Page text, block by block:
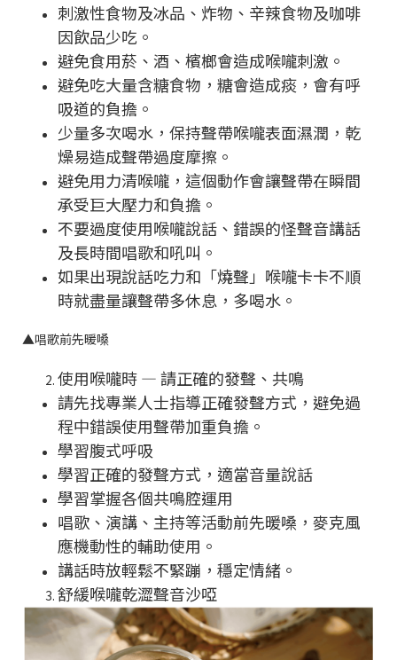
刺激性食物及冰品、炸物、辛辣食物及咖啡
因飲品少吃。
避免食用菸、酒、檳榔會造成喉嚨刺激。
避免吃大量含糖食物，糖會造成痰，會有呼
吸道的負擔。
少量多次喝水，保持聲帶喉嚨表面濕潤，乾
燥易造成聲帶過度摩擦。
避免用力清喉嚨，這個動作會讓聲帶在瞬間
承受巨大壓力和負擔。
不要過度使用喉嚨說話、錯誤的怪聲音講話
及長時間唱歌和吼叫。
如果出現說話吃力和「燒聲」喉嚨卡卡不順
時就盡量讓聲帶多休息，多喝水。
▲唱歌前先暖嗓
使用喉嚨時 — 請正確的發聲、共鳴
請先找專業人士指導正確發聲方式，避免過
程中錯誤使用聲帶加重負擔。
學習腹式呼吸
學習正確的發聲方式，適當音量說話
學習掌握各個共鳴腔運用
唱歌、演講、主持等活動前先暖嗓，麥克風
應機動性的輔助使用。
講話時放輕鬆不緊蹦，穩定情緒。
舒緩喉嚨乾澀聲音沙啞